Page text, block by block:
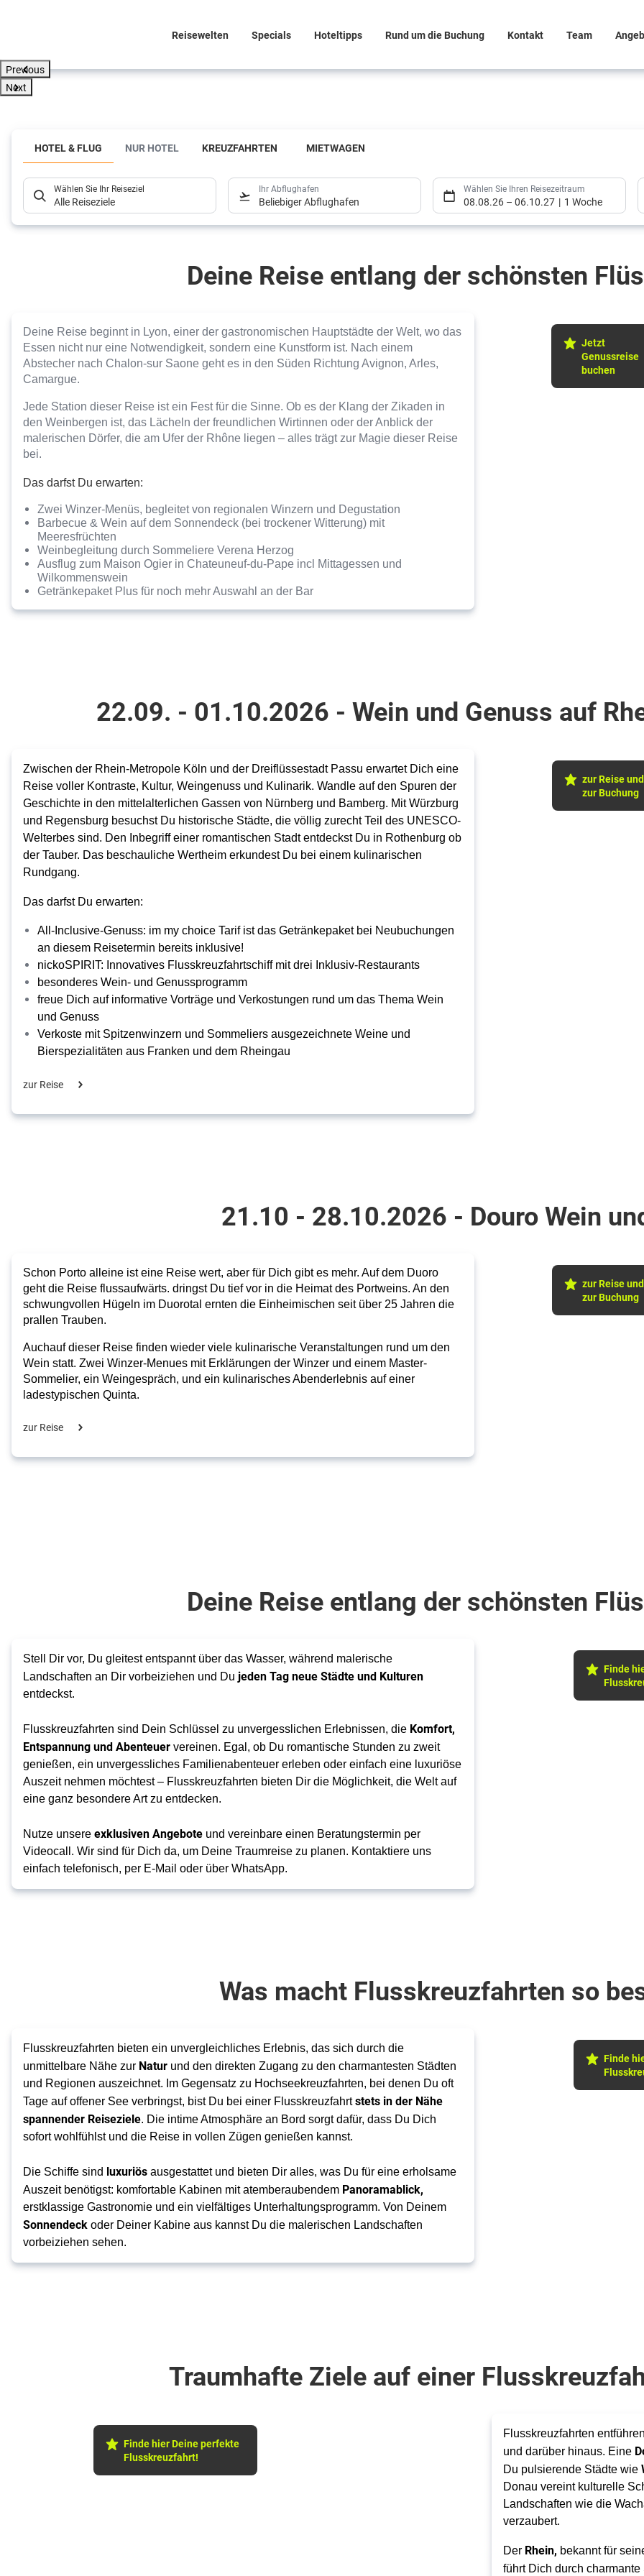
Reisewelten Specials Hoteltipps Rund um die Buchung Kontakt Team
Previous
- alle
Schiffe -
alle
Next
HOTEL & FLUG NUR HOTEL KREUZFAHRTEN MIETWAGEN
Wählen Sie Ihr Reiseziel
Alle Reiseziele
Ihr Abflughafen
Beliebiger Abflughafen
Wählen Sie Ihren Reisezeitraum
08.08.26 – 06.10.27 1 Woche
Deine Reise entlang der schönsten
Deine Reise beginnt in Lyon, einer der gastronomischen Hauptstädte der Welt, wo das
Essen nicht nur eine Notwendigkeit, sondern eine Kunstform ist. Nach einem
Abstecher nach Chalon-sur Saone geht es in den Süden Richtung Avignon, Arles,
Camargue.
Jede Station dieser Reise ist ein Fest für die Sinne. Ob es der Klang der Zikaden in
den Weinbergen ist, das Lächeln der freundlichen Wirtinnen oder der Anblick der
malerischen Dörfer, die am Ufer der Rhône liegen – alles trägt zur Magie dieser Reise
bei.
Das darfst Du erwarten:
Zwei Winzer-Menüs, begleitet von regionalen Winzern und Degustation
Barbecue & Wein auf dem Sonnendeck (bei trockener Witterung) mit
Meeresfrüchten
Weinbegleitung durch Sommeliere Verena Herzog
Ausflug zum Maison Ogier in Chateuneuf-du-Pape incl Mittagessen und
Wilkommenswein
Getränkepaket Plus für noch mehr Auswahl an der Bar
Jetzt
Genussreise
buchen
22.09. - 01.10.2026 - Wein und Genuss auf
Zwischen der Rhein-Metropole Köln und der Dreiflüssestadt Passu erwartet Dich eine
Reise voller Kontraste, Kultur, Weingenuss und Kulinarik. Wandle auf den Spuren der
Geschichte in den mittelalterlichen Gassen von Nürnberg und Bamberg. Mit Würzburg
und Regensburg besuchst Du historische Städte, die völlig zurecht Teil des UNESCO-
Welterbes sind. Den Inbegriff einer romantischen Stadt entdeckst Du in Rothenburg ob
der Tauber. Das beschauliche Wertheim erkundest Du bei einem kulinarischen
Rundgang.
Das darfst Du erwarten:
All-Inclusive-Genuss: im my choice Tarif ist das Getränkepaket bei Neubuchungen
an diesem Reisetermin bereits inklusive!
nickoSPIRIT: Innovatives Flusskreuzfahrtschiff mit drei Inklusiv-Restaurants
besonderes Wein- und Genussprogramm
freue Dich auf informative Vorträge und Verkostungen rund um das Thema Wein
und Genuss
Verkoste mit Spitzenwinzern und Sommeliers ausgezeichnete Weine und
Bierspezialitäten aus Franken und dem Rheingau
zur Reise
zur Reise und
zur Buchung
21.10 - 28.10.2026 - Douro Wein
Schon Porto alleine ist eine Reise wert, aber für Dich gibt es mehr. Auf dem Duoro
geht die Reise flussaufwärts. dringst Du tief vor in die Heimat des Portweins. An den
schwungvollen Hügeln im Duorotal ernten die Einheimischen seit über 25 Jahren die
prallen Trauben.
Auchauf dieser Reise finden wieder viele kulinarische Veranstaltungen rund um den
Wein statt. Zwei Winzer-Menues mit Erklärungen der Winzer und einem Master-
Sommelier, ein Weingespräch, und ein kulinarisches Abenderlebnis auf einer
ladestypischen Quinta.
zur Reise
zur Reise und
zur Buchung
Deine Reise entlang der schönsten
Stell Dir vor, Du gleitest entspannt über das Wasser, während malerische
Landschaften an Dir vorbeiziehen und Du jeden Tag neue Städte und Kulturen
entdeckst.
Flusskreuzfahrten sind Dein Schlüssel zu unvergesslichen Erlebnissen, die Komfort,
Entspannung und Abenteuer vereinen. Egal, ob Du romantische Stunden zu zweit
genießen, ein unvergessliches Familienabenteuer erleben oder einfach eine luxuriöse
Auszeit nehmen möchtest – Flusskreuzfahrten bieten Dir die Möglichkeit, die Welt auf
eine ganz besondere Art zu entdecken.
Nutze unsere exklusiven Angebote und vereinbare einen Beratungstermin per
Videocall. Wir sind für Dich da, um Deine Traumreise zu planen. Kontaktiere uns
einfach telefonisch, per E-Mail oder über WhatsApp.
Finde
Was macht Flusskreuzfahrten so
Flusskreuzfahrten bieten ein unvergleichliches Erlebnis, das sich durch die
unmittelbare Nähe zur Natur und den direkten Zugang zu den charmantesten Städten
und Regionen auszeichnet. Im Gegensatz zu Hochseekreuzfahrten, bei denen Du oft
Tage auf offener See verbringst, bist Du bei einer Flusskreuzfahrtstets in der Nähe
spannender Reiseziele. Die intime Atmosphäre an Bord sorgt dafür, dass Du Dich
sofort wohlfühlst und die Reise in vollen Zügen genießen kannst.
Die Schiffe sind luxuriös ausgestattet und bieten Dir alles, was Du für eine erholsame
Auszeit benötigst: komfortable Kabinen mit atemberaubendem Panoramablick,
erstklassige Gastronomie und ein vielfältiges Unterhaltungsprogramm. Von Deinem
Sonnendeck oder Deiner Kabine aus kannst Du die malerischen Landschaften
vorbeiziehen sehen.
Finde
Traumhafte Ziele auf einer
Finde hier Deine perfekte
Flusskreuzfahrt!
Flusskreuzfahrten
und darüber hinaus. Eine
Du pulsierende Städte wie
Donau vereint kulturelle
Landschaften wie die
verzaubert.
Der Rhein, bekannt für
führt Dich durch charmante